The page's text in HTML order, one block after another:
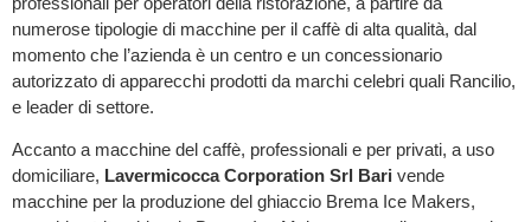
numerose tipologie di macchine per il caffè di alta qualità, dal
momento che l’azienda è un centro e un concessionario
autorizzato di apparecchi prodotti da marchi celebri quali Rancilio,
e leader di settore.
Accanto a macchine del caffè, professionali e per privati, a uso
domiciliare, LavermicoccaCorporation Srl Bari vende
macchine per la produzione del ghiaccio Brema Ice Makers,